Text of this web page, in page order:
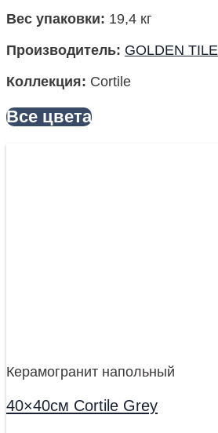
Вес упаковки: 19,4 кг
Производитель: GOLDEN TILE
Коллекция: Cortile
Все цвета
Керамогранит напольный
40×40см Cortile Grey